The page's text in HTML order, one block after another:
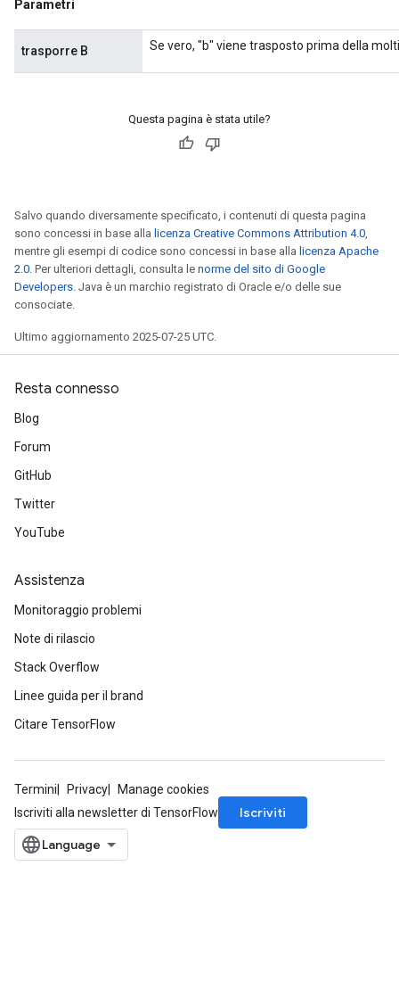
Parametri
trasporre B Se vero, "b" viene trasposto prima della
Questa pagina è stata utile?
Salvo quando diversamente specificato, i contenuti di questa pagina
sono concessi in base alla licenza Creative Commons Attribution 4.0
mentre gli esempi di codice sono concessi in base alla licenza Apache
2.0 . Per ulteriori dettagli, consulta le norme del sito di Google
Developers . Java è un marchio registrato di Oracle e/o delle sue
consociate.
Ultimo aggiornamento 2025-07-25 UTC.
Resta connesso
Blog
Forum
GitHub
Twitter
YouTube
Assistenza
Monitoraggio problemi
Note di rilascio
Stack Overflow
Linee guida per il brand
Citare TensorFlow
Termini Privacy
Manage cookies
Iscriviti alla newsletter di TensorFlow
Iscriviti